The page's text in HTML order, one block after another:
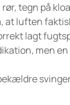
tegn på
at luften
lagt
men